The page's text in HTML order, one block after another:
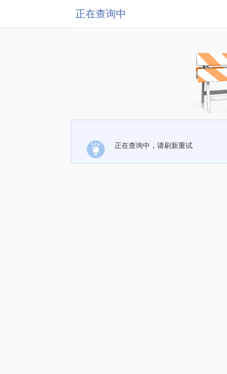
正在查询中
正在查询中，请刷新重试